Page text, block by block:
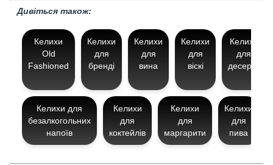
Дивіться також:
Келихи
Old
Fashioned
Келихи
для
бренді
Келихи
для
вина
Келихи
для
віскі
Келихи
для
десерту
Келихи для
безалкогольних
напоїв
Келихи
для
коктейлів
Келихи
для
маргарити
Келихи
для
пива